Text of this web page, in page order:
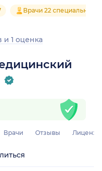
Врачи 22
и 1 оценка
Врачи Отзывы